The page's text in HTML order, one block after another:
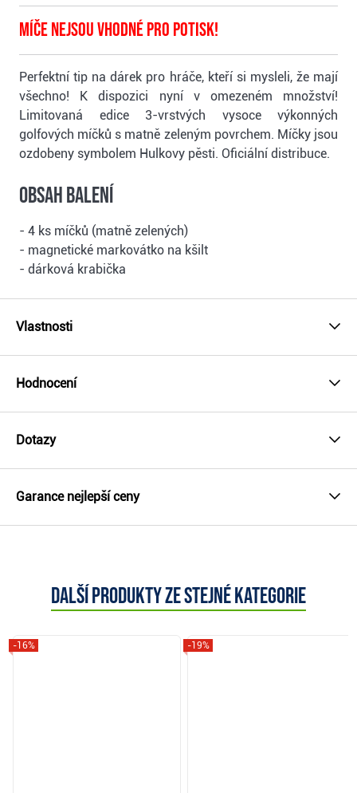
Míče nejsou vhodné pro potisk!
Perfektní tip na dárek pro hráče, kteří si mysleli, že mají
všechno! K dispozici nyní v omezeném množství!
Limitovaná edice 3-vrstvých vysoce výkonných
golfových míčků s matně zeleným povrchem. Míčky jsou
ozdobeny symbolem Hulkovy pěsti. Oficiální distribuce.
Obsah balení
- 4 ks míčků (matně zelených)
- magnetické markovátko na kšilt
- dárková krabička
Vlastnosti
Hodnocení
Dotazy
Garance nejlepší ceny
Další produkty ze stejné kategorie
-16% -19%